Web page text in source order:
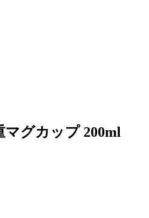
マグカップ 200ml